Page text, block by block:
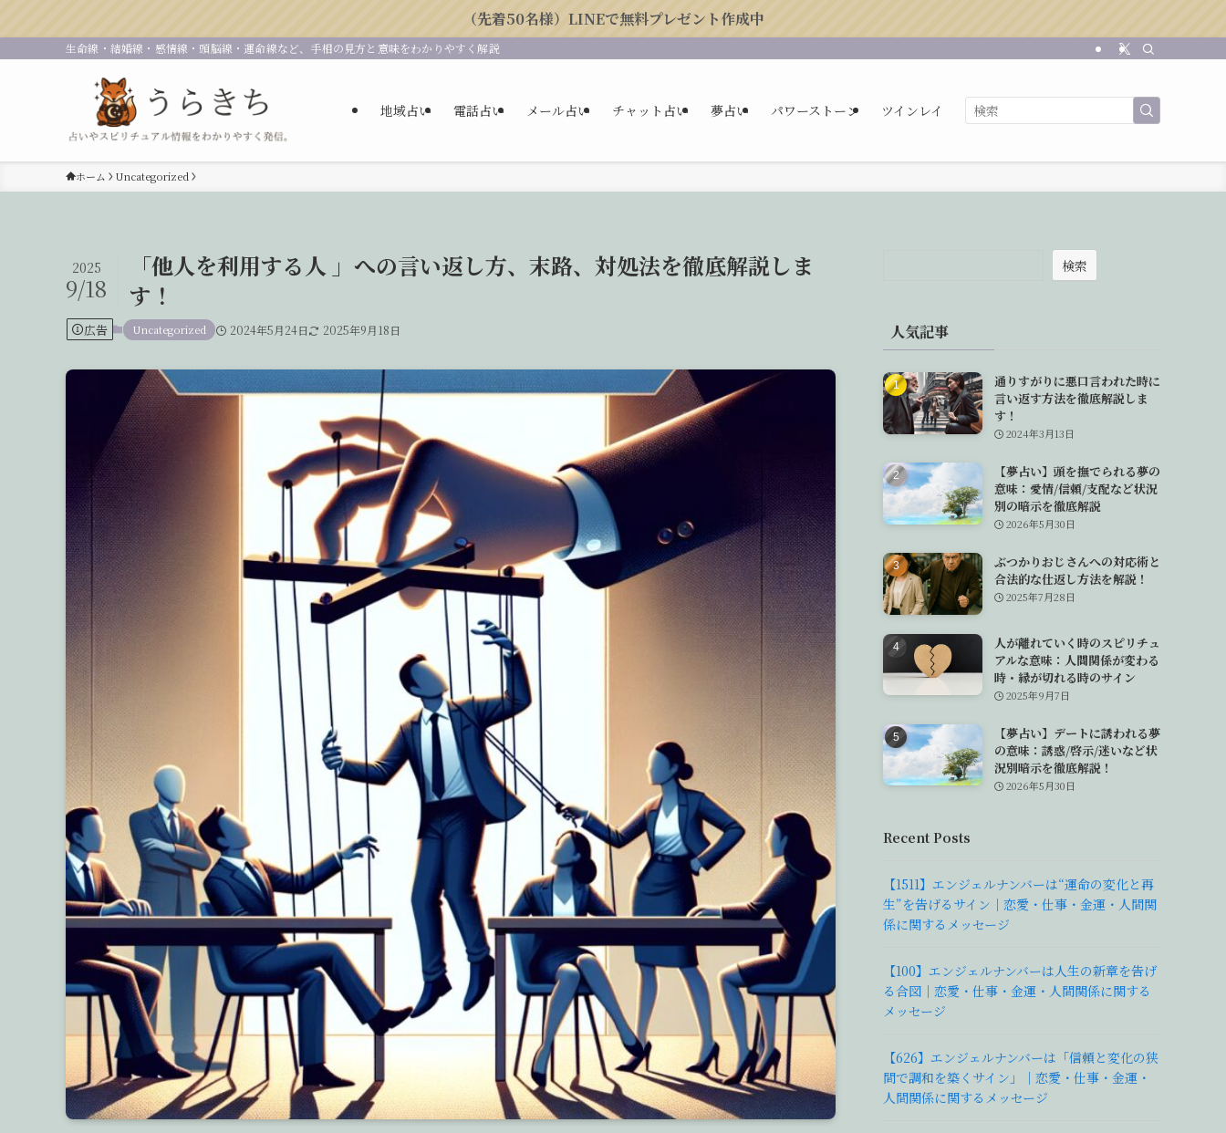
（先着50名様）LINEで無料プレゼント作成中
生命線・結婚線・感情線・頭脳線・運命線など、手相の見方と意味をわかりやすく解説
地域占い 電話占い メール占い チャット占い 夢占い パワーストーン ツインレイ
ホーム Uncategorized
「他人を利用する人 」への言い返し方、末路、対処法を徹底解説しま
す！
2025
9/18
広告 Uncategorized 2024年5月24日 2025年9月18日
検索
人気記事
通りすがりに悪口言われた時に
言い返す方法を徹底解説しま
す！
2024年3月13日
【夢占い】頭を撫でられる夢の
意味：愛情/信頼/支配など状況
別の暗示を徹底解説
2026年5月30日
ぶつかりおじさんへの対応術と
合法的な仕返し方法を解説！
2025年7月28日
人が離れていく時のスピリチュ
アルな意味：人間関係が変わる
時・縁が切れる時のサイン
2025年9月7日
【夢占い】デートに誘われる夢
の意味：誘惑/啓示/迷いなど状
況別暗示を徹底解説！
2026年5月30日
Recent Posts
【1511】エンジェルナンバーは“運命の変化と再
生”を告げるサイン｜恋愛・仕事・金運・人間関
係に関するメッセージ
【100】エンジェルナンバーは人生の新章を告げ
る合図｜恋愛・仕事・金運・人間関係に関する
メッセージ
【626】エンジェルナンバーは「信頼と変化の狭
間で調和を築くサイン」｜恋愛・仕事・金運・
人間関係に関するメッセージ